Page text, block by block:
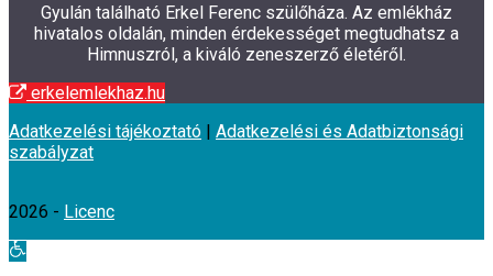
Gyulán található Erkel Ferenc szülőháza. Az emlékház
hivatalos oldalán, minden érdekességet megtudhatsz a
Himnuszról, a kiváló zeneszerző életéről.
erkelemlekhaz.hu
Adatkezelési tájékoztató | Adatkezelési és Adatbiztonsági
szabályzat
2026 - Licenc
Eszköztár